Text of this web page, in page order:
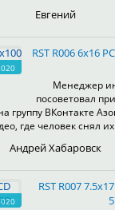
Евгений
RST R006 6x16
Менеджер
посоветовал
группу ВКонтакте
где человек снял
Андрей Хабаровск
RST R007